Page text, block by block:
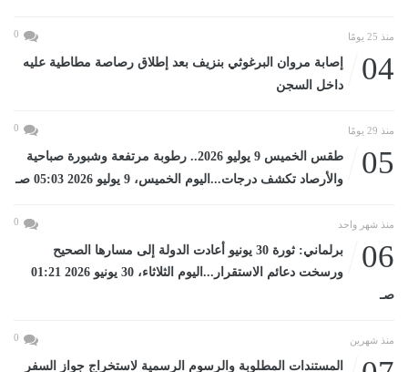
منذ 25 يومًا 0
04
إصابة مروان البرغوثي بنزيف بعد إطلاق رصاصة مطاطية عليه
داخل السجن
منذ 29 يومًا 0
05
طقس الخميس 9 يوليو 2026.. رطوبة مرتفعة وشبورة صباحية
والأرصاد تكشف درجات...اليوم الخميس، 9 يوليو 2026 05:03 صـ
منذ شهر واحد 0
06
برلماني: ثورة 30 يونيو أعادت الدولة إلى مسارها الصحيح
ورسخت دعائم الاستقرار...اليوم الثلاثاء، 30 يونيو 2026 01:21
صـ
منذ شهرين 0
المستندات المطلوبة والرسوم الرسمية لاستخراج جواز السفر